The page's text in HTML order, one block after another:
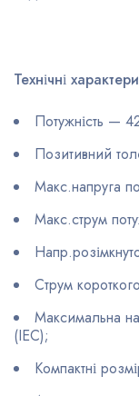
Технічні
Потужність —
Позитивний
Макс.напруга
Макс.струм
Струм
Максимальна
(IEC);
Компактні